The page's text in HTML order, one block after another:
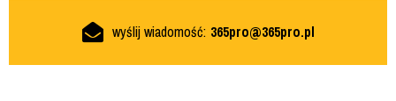
wyślij wiadomość: 365pro@365pro.pl